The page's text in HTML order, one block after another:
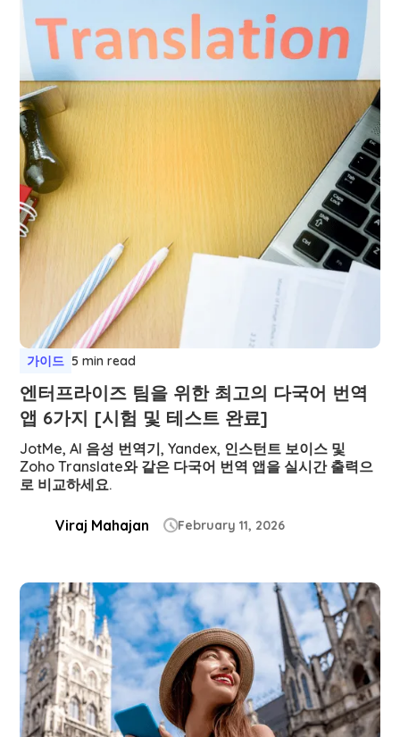
가이드 5 min read
엔터프라이즈 팀을 위한 최고의 다국어 번역
앱 6가지 [시험 및 테스트 완료]
JotMe, AI 음성 번역기, Yandex, 인스턴트 보이스 및
Zoho Translate와 같은 다국어 번역 앱을 실시간 출력으
로 비교하세요.
Viraj Mahajan February 11, 2026